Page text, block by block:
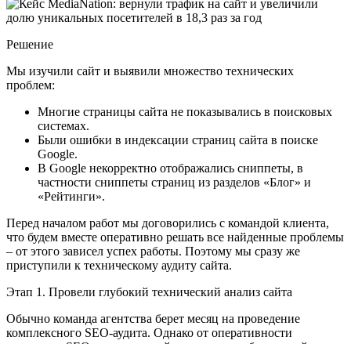
Решение
Мы изучили сайт и выявили множество технических
проблем:
Многие страницы сайта не показывались в поисковых
системах.
Были ошибки в индексации страниц сайта в поиске
Google.
В Google некорректно отображались сниппеты, в
частности сниппеты страниц из разделов «Блог» и
«Рейтинги».
Перед началом работ мы договорились с командой клиента,
что будем вместе оперативно решать все найденные проблемы
– от этого зависел успех работы. Поэтому мы сразу же
приступили к техническому аудиту сайта.
Этап 1. Провели глубокий технический анализ сайта
Обычно команда агентства берет месяц на проведение
комплексного SEO-аудита. Однако от оперативности